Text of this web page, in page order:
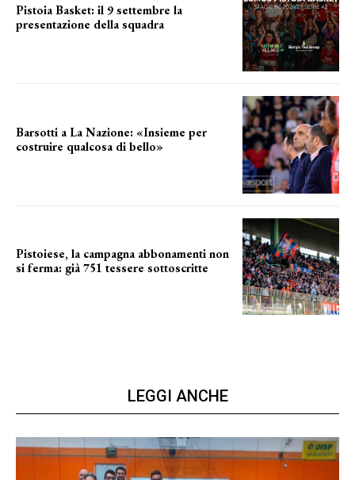
Pistoia Basket: il 9 settembre la
presentazione della squadra
Barsotti a La Nazione: «Insieme per
costruire qualcosa di bello»
Pistoiese, la campagna abbonamenti non
si ferma: già 751 tessere sottoscritte
LEGGI ANCHE